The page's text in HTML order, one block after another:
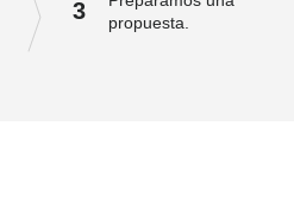
3
propuesta.